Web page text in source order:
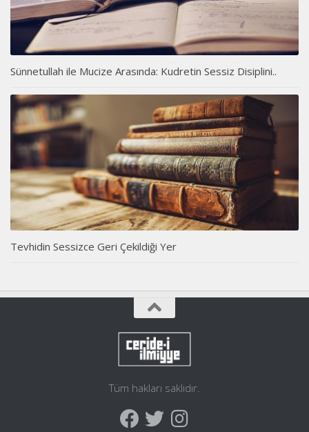
Sünnetullah ile Mucize Arasında: Kudretin Sessiz Disiplini..
Tevhidin Sessizce Geri Çekildiği Yer
Tüm hakları saklıdır.